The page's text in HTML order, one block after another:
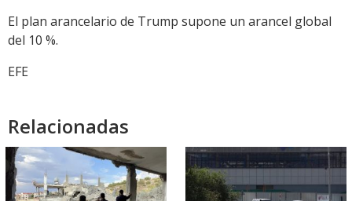
El plan arancelario de Trump supone un arancel global
del 10 %.
EFE
Relacionadas